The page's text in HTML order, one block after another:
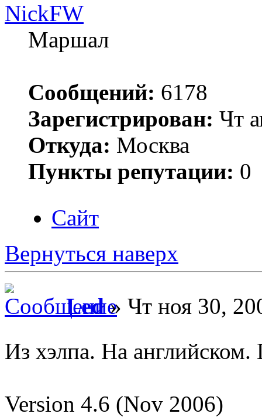
NickFW
Маршал
Сообщений: 6178
Зарегистрирован: Чт
Откуда: Москва
Пункты репутации: 0
Сайт
Вернуться наверх
Led» Чт ноя 30,
Из хэлпа. На
Version 4.6 (Nov 2006)